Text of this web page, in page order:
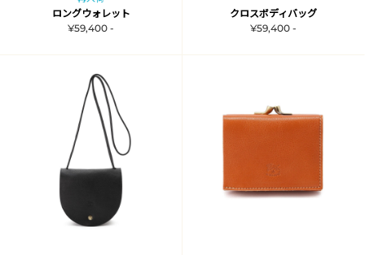
ロングウォレット
¥59,400 -
クロスボディバッグ
¥59,400 -